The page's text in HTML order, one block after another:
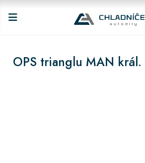
OPS trianglu MAN král.